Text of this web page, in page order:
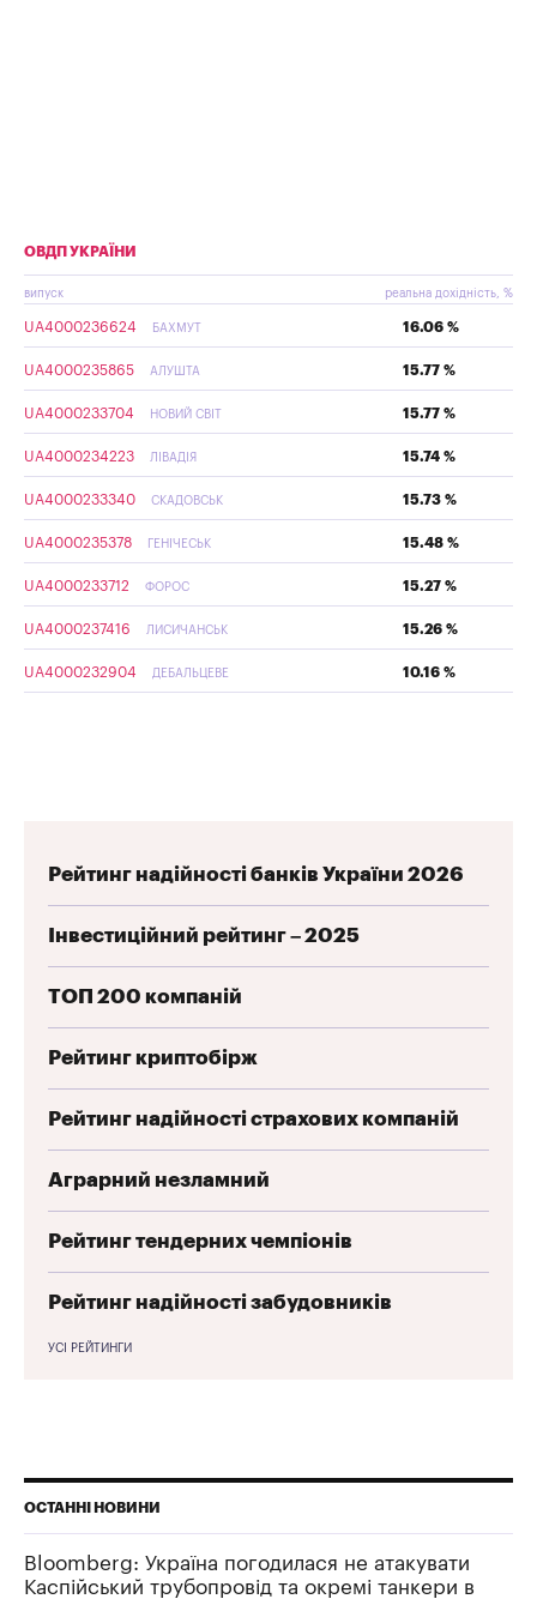
ОВДП УКРАЇНИ
випуск реальна дохідність, %
UA4000236624 БАХМУТ 16.06 %
UA4000235865 АЛУШТА 15.77 %
UA4000233704 НОВИЙ СВІТ 15.77 %
UA4000234223 ЛІВАДІЯ 15.74 %
UA4000233340 СКАДОВСЬК 15.73 %
UA4000235378 ГЕНІЧЕСЬК 15.48 %
UA4000233712 ФОРОС 15.27 %
UA4000237416 ЛИСИЧАНСЬК 15.26 %
UA4000232904 ДЕБАЛЬЦЕВЕ 10.16 %
Рейтинг надійності банків України 2026
Інвестиційний рейтинг – 2025
ТОП 200 компаній
Рейтинг криптобірж
Рейтинг надійності страхових компаній
Аграрний незламний
Рейтинг тендерних чемпіонів
Рейтинг надійності забудовників
УСІ РЕЙТИНГИ
ОСТАННІ НОВИНИ
Bloomberg: Україна погодилася не атакувати
Каспійський трубопровід та окремі танкери в